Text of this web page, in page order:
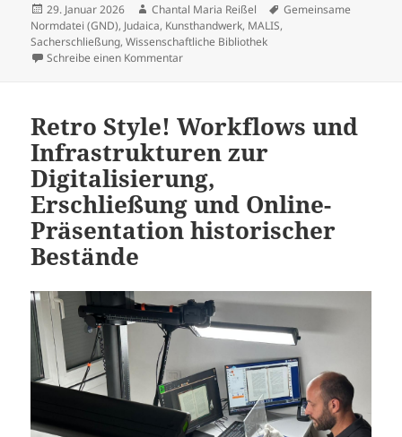
Veröffentlicht
am
29. Januar 2026 Autor
Chantal Maria Reißel Schlagwörter
Gemeinsame
Normdatei (GND), Judaica, Kunsthandwerk, MALIS,
Sacherschließung,Wissenschaftliche Bibliothek
Schreibe einen Kommentarzu Optimierung der Inhaltserschließung:
Retro Style! Workflows und
Infrastrukturen zur
Digitalisierung,
Erschließung und Online-
Präsentation historischer
Bestände